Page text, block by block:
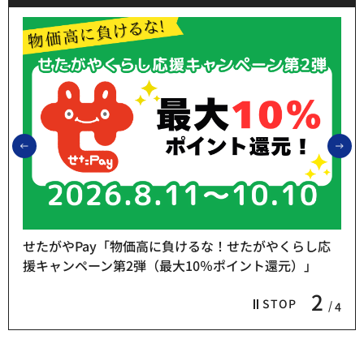
前のスライドを表示
STOP 2 4
せたがやPay「物価高に負けるな！せたがやくらし応
援キャンペーン第2弾（最大10％ポイント還元）」